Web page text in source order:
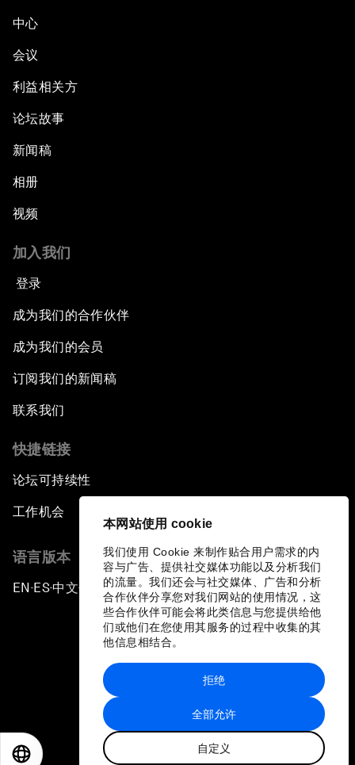
本网站使用 cookie
我们使用 Cookie 来制作贴合用户需求的内
容与广告、提供社交媒体功能以及分析我们
的流量。我们还会与社交媒体、广告和分析
合作伙伴分享您对我们网站的使用情况，这
些合作伙伴可能会将此类信息与您提供给他
们或他们在您使用其服务的过程中收集的其
他信息相结合。
全部允许
自定义
拒绝
中心
会议
利益相关方
论坛故事
新闻稿
相册
视频
加入我们
登录
成为我们的合作伙伴
成为我们的会员
订阅我们的新闻稿
联系我们
快捷链接
论坛可持续性
工作机会
语言版本
EN ▪ES▪中文▪ 日本語
站点地图
世界经济论坛